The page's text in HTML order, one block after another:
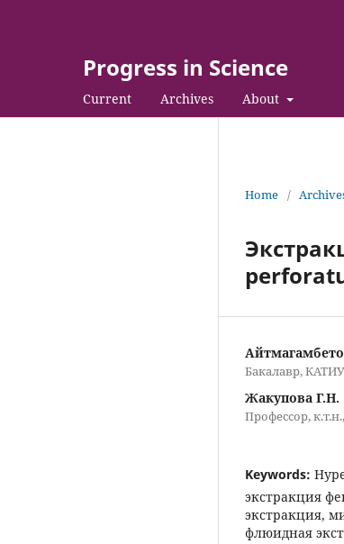
Progress in Science
Current Archives About
Home /
Бакалавр,
Жакупова Г.Н.
Профессор,
Keywords:
экстракция
экстракция,
флюидная